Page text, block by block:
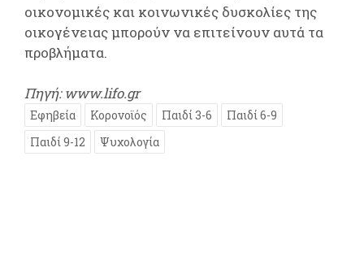
οικονομικές και κοινωνικές δυσκολίες της
οικογένειας μπορούν να επιτείνουν αυτά τα
προβλήματα.
Πηγή: www.lifo.gr
Εφηβεία Κορονοϊός Παιδί 3-6
Παιδί 6-9
Παιδί 9-12
Ψυχολογία